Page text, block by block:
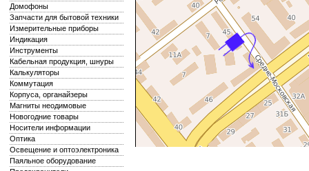
Домофоны
Запчасти для бытовой техники
Измерительные приборы
Индикация
Инструменты
Кабельная продукция, шнуры
Калькуляторы
Коммутация
Корпуса, органайзеры
Магниты неодимовые
Новогодние товары
Носители информации
Оптика
Освещение и оптоэлектроника
Паяльное оборудование